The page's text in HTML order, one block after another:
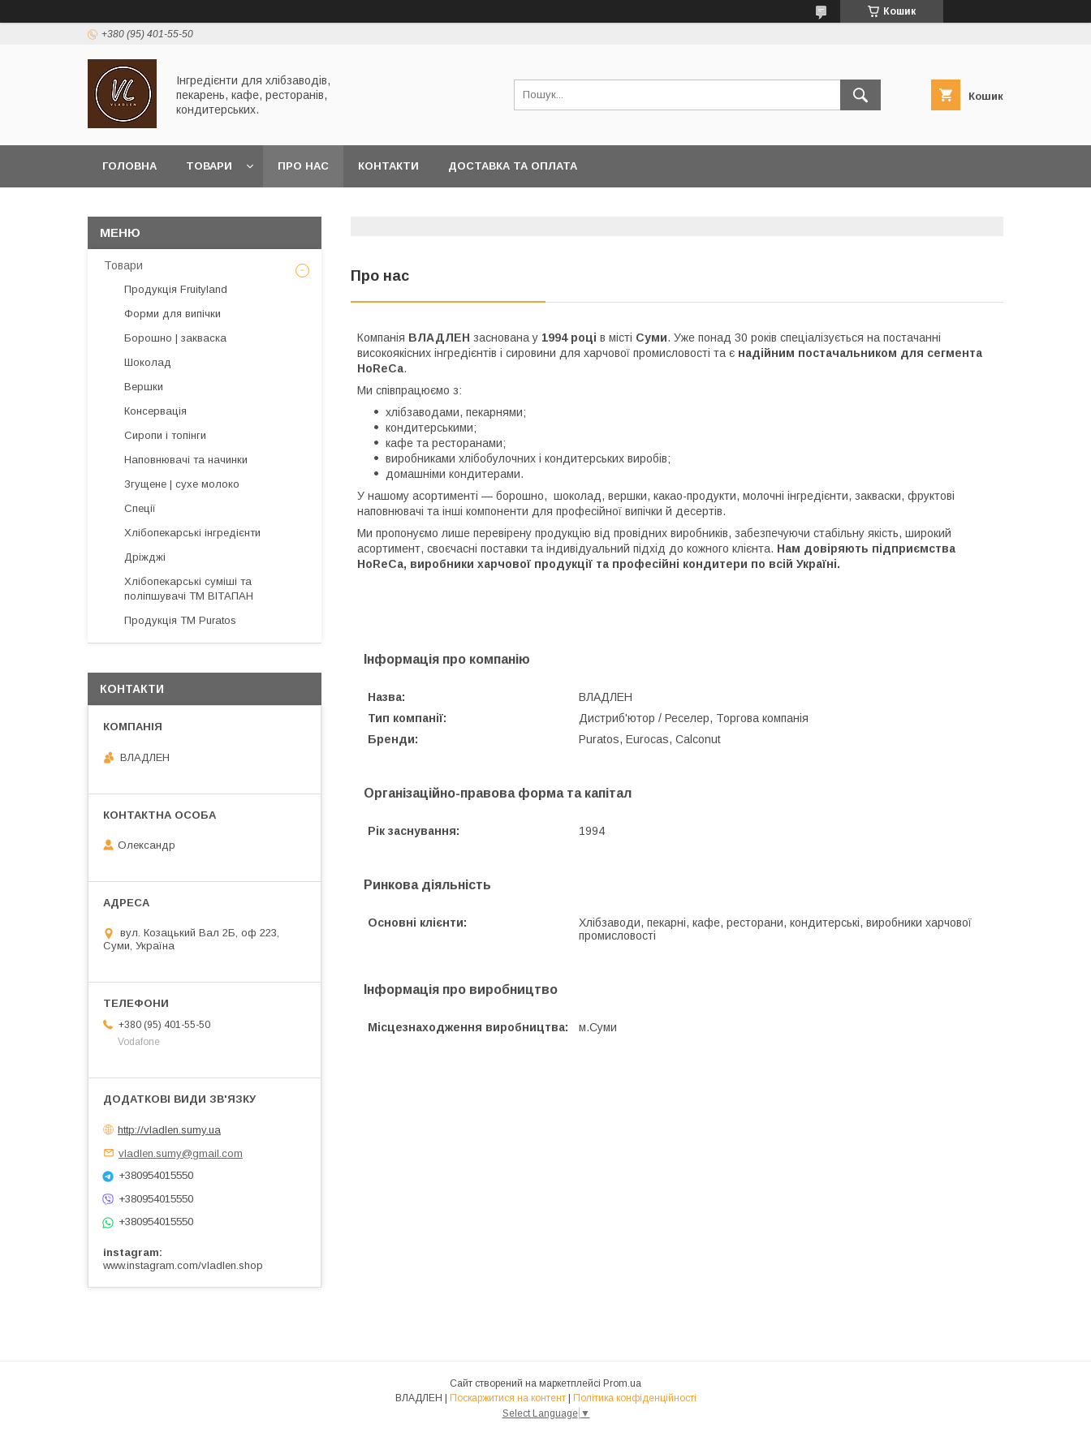
Кошик
+380 (95) 401-55-50
Інгредієнти для хлібзаводів,
пекарень, кафе, ресторанів,
кондитерських.
Кошик
ГОЛОВНА ТОВАРИ ПРО НАС КОНТАКТИ ДОСТАВКА ТА ОПЛАТА
Про нас
Компанія ВЛАДЛЕН заснована у 1994 році в місті Суми. Уже понад 30 років спеціалізується на постачанні
високоякісних інгредієнтів і сировини для харчової промисловості та є надійним постачальником для сегмента
HoReCa.
Ми співпрацюємо з:
хлібзаводами, пекарнями;
кондитерськими;
кафе та ресторанами;
виробниками хлібобулочних і кондитерських виробів;
домашніми кондитерами.
У нашому асортименті — борошно, шоколад, вершки, какао-продукти, молочні інгредієнти, закваски, фруктові
наповнювачі та інші компоненти для професійної випічки й десертів.
Ми пропонуємо лише перевірену продукцію від провідних виробників, забезпечуючи стабільну якість, широкий
асортимент, своєчасні поставки та індивідуальний підхід до кожного клієнта. Нам довіряють підприємства
HoReCa, виробники харчової продукції та професійні кондитери по всій Україні.
Інформація про компанію
Назва:
ВЛАДЛЕН
Тип компанії:
Дистриб'ютор / Реселер, Торгова компанія
Бренди:
Puratos, Eurocas, Calconut
Організаційно-правова форма та капітал
Рік заснування: 1994
Ринкова діяльність
Основні клієнти:
Хлібзаводи, пекарні, кафе, ресторани, кондитерські, виробники харчової
промисловості
Інформація про виробництво
Місцезнаходження виробництва: м.Суми
Товари
Продукція Fruityland
Форми для випічки
Борошно | закваска
Шоколад
Вершки
Консервація
Сиропи і топінги
Наповнювачі та начинки
Згущене | сухе молоко
Спеції
Хлібопекарські інгредієнти
Дріжджі
Хлібопекарські суміші та
поліпшувачі ТМ ВІТАПАН
Продукція ТМ Puratos
КОНТАКТИ
ВЛАДЛЕН
Олександр
вул. Козацький Вал 2Б, оф 223,
Суми, Україна
+380 (95) 401-55-50
Vodafone
http://vladlen.sumy.ua
vladlen.sumy@gmail.com
+380954015550
+380954015550
+380954015550
instagram
www.instagram.com/vladlen.shop
Сайт створений на маркетплейсі Prom.ua
Поскаржитися на контент
Політика конфіденційності
Select Language ▼